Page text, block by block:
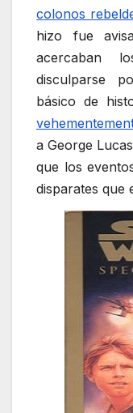
colonos
hizo fue
acercaban
disculparse
básico de
a George
que los
disparates que